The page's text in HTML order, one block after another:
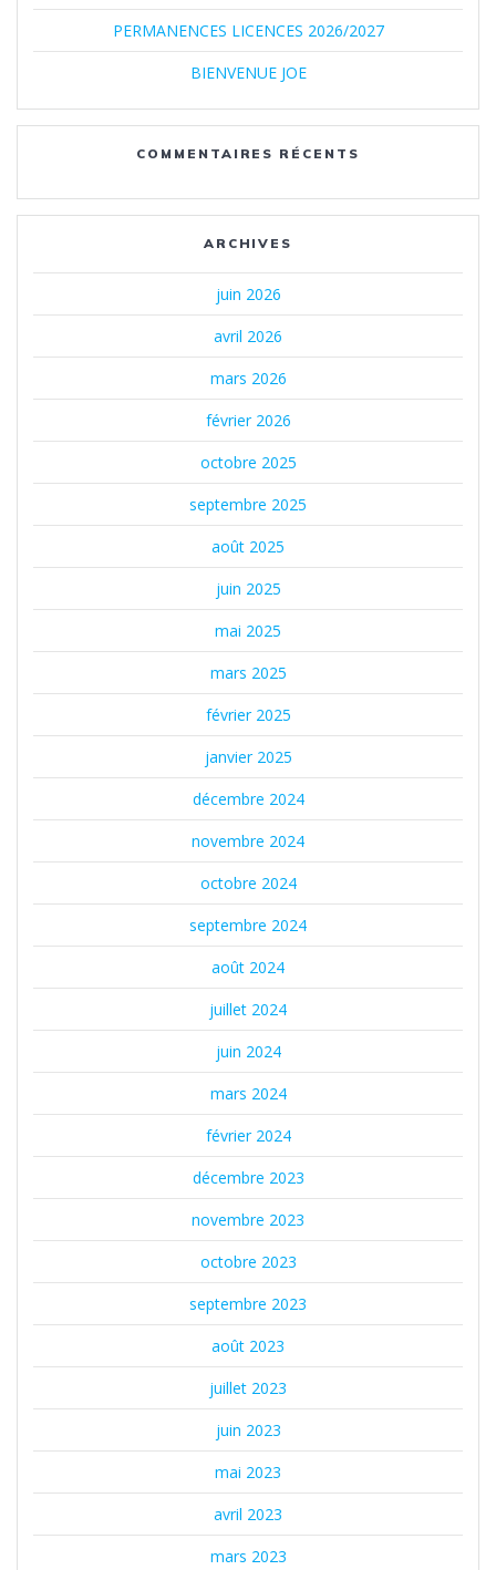
PERMANENCES LICENCES 2026/2027
BIENVENUE JOE
COMMENTAIRES RÉCENTS
ARCHIVES
juin 2026
avril 2026
mars 2026
février 2026
octobre 2025
septembre 2025
août 2025
juin 2025
mai 2025
mars 2025
février 2025
janvier 2025
décembre 2024
novembre 2024
octobre 2024
septembre 2024
août 2024
juillet 2024
juin 2024
mars 2024
février 2024
décembre 2023
novembre 2023
octobre 2023
septembre 2023
août 2023
juillet 2023
juin 2023
mai 2023
avril 2023
mars 2023